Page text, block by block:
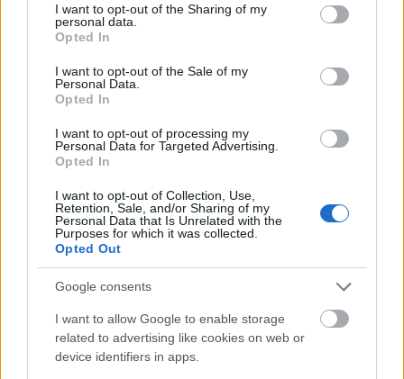
not limited to your visit or usage behaviour. You may click to
grant or deny consent to Google and its third-party tags to
use your data for below specified purposes in below Google
consent section.
I want to opt-out of the Sharing of my
personal data.
Opted In
I want to opt-out of the Sale of my
Personal Data.
Opted In
I want to opt-out of processing my
Personal Data for Targeted Advertising.
Opted In
I want to opt-out of Collection, Use,
Retention, Sale, and/or Sharing of my
Personal Data that Is Unrelated with the
Purposes for which it was collected.
Opted Out
Google consents
I want to allow Google to enable storage
related to advertising like cookies on web or
device identifiers in apps.